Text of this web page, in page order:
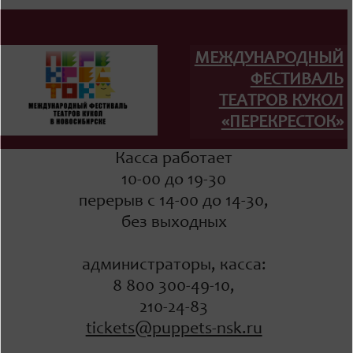
МЕЖДУНАРОДНЫЙ
ФЕСТИВАЛЬ
ТЕАТРОВ КУКОЛ
«ПЕРЕКРЕСТОК»
Касса работает
10-00 до 19-30
перерыв с 14-00 до 14-30,
без выходных
администраторы, касса:
8 800 300-49-10,
210-24-83
tickets@puppets-nsk.ru